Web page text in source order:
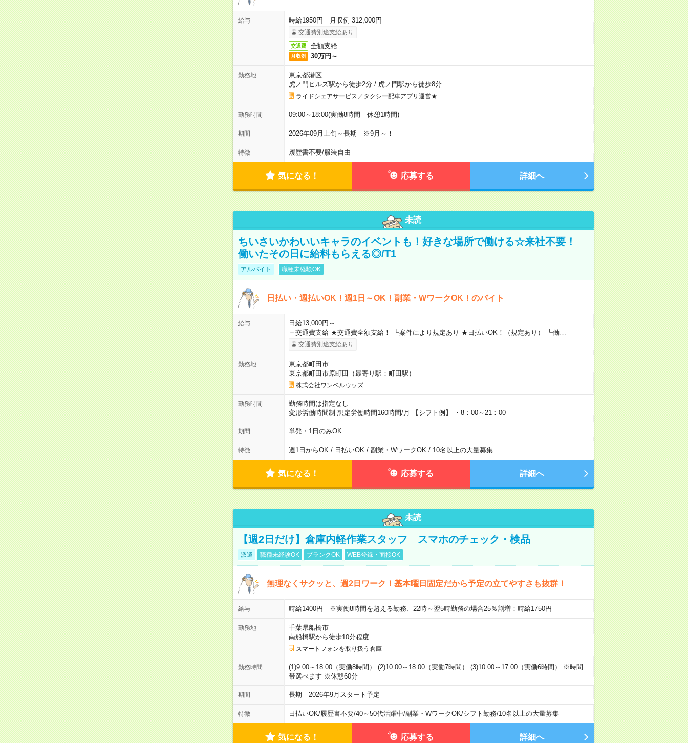
給与 時給1950円 月収例 312,000円
交通費別途支給あり
交通費 全額支給
月収例 30万円～
勤務地
東京都港区
虎ノ門ヒルズ駅から徒歩2分/ 虎ノ門駅から徒歩8分
ライドシェアサービス／タクシー配車アプリ運営★
勤務時間 09:00～18:00(実働8時間 休憩1時間)
期間 2026年09月上旬～長期 ※9月～！
特徴 履歴書不要/服装自由
気になる！ 応募する 詳細へ
未読
ちいさいかわいいキャラのイベントも！好きな場所で働ける☆来社不要！
働いたその日に給料もらえる◎/T1
アルバイト 職種未経験OK
日払い・週払いOK！週1日～OK！副業・WワークOK！のバイト
給与
日給13,000円～
＋交通費支給 ★交通費全額支給！ ┗案件により規定あり ★日払いOK！（規定あり） ┗働…
交通費別途支給あり
勤務地
東京都町田市
東京都町田市原町田（最寄り駅：町田駅）
株式会社ワンベルウッズ
勤務時間
勤務時間は指定なし
変形労働時間制 想定労働時間160時間/月 【シフト例】 ・8：00～21：00
期間 単発・1日のみOK
特徴 週1日からOK / 日払いOK / 副業・WワークOK / 10名以上の大量募集
気になる！ 応募する 詳細へ
未読
【週2日だけ】倉庫内軽作業スタッフ スマホのチェック・検品
派遣 職種未経験OK ブランクOK WEB登録・面接OK
無理なくサクッと、週2日ワーク！基本曜日固定だから予定の立てやすさも抜群！
給与 時給1400円 ※実働8時間を超える勤務、22時～翌5時勤務の場合25％割増：時給1750円
勤務地
千葉県船橋市
南船橋駅から徒歩10分程度
スマートフォンを取り扱う倉庫
勤務時間
(1)9:00～18:00（実働8時間） (2)10:00～18:00（実働7時間） (3)10:00～17:00（実働6時間） ※時間
帯選べます ※休憩60分
期間 長期 2026年9月スタート予定
特徴 日払いOK/履歴書不要/40～50代活躍中/副業・WワークOK/シフト勤務/10名以上の大量募集
気になる！ 応募する 詳細へ